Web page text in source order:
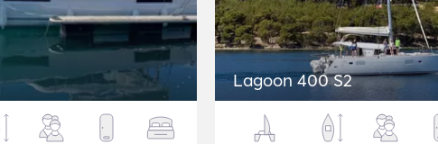
Lagoon 400 S2